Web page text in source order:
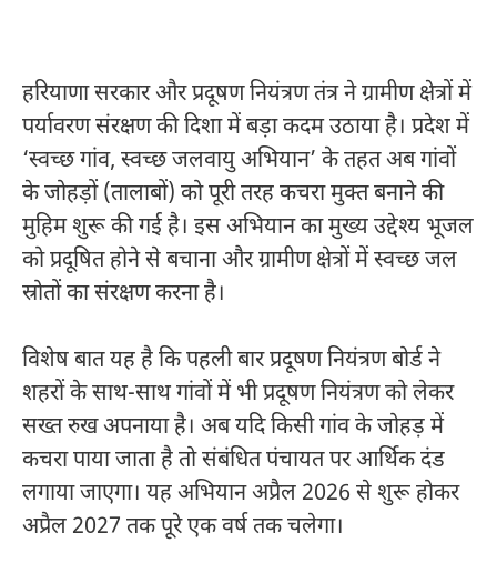
हरियाणा सरकार और प्रदूषण नियंत्रण तंत्र ने ग्रामीण क्षेत्रों में
पर्यावरण संरक्षण की दिशा में बड़ा कदम उठाया है। प्रदेश में
‘स्वच्छ गांव, स्वच्छ जलवायु अभियान’ के तहत अब गांवों
के जोहड़ों (तालाबों) को पूरी तरह कचरा मुक्त बनाने की
मुहिम शुरू की गई है। इस अभियान का मुख्य उद्देश्य भूजल
को प्रदूषित होने से बचाना और ग्रामीण क्षेत्रों में स्वच्छ जल
स्रोतों का संरक्षण करना है।
विशेष बात यह है कि पहली बार प्रदूषण नियंत्रण बोर्ड ने
शहरों के साथ-साथ गांवों में भी प्रदूषण नियंत्रण को लेकर
सख्त रुख अपनाया है। अब यदि किसी गांव के जोहड़ में
कचरा पाया जाता है तो संबंधित पंचायत पर आर्थिक दंड
लगाया जाएगा। यह अभियान अप्रैल 2026 से शुरू होकर
अप्रैल 2027 तक पूरे एक वर्ष तक चलेगा।